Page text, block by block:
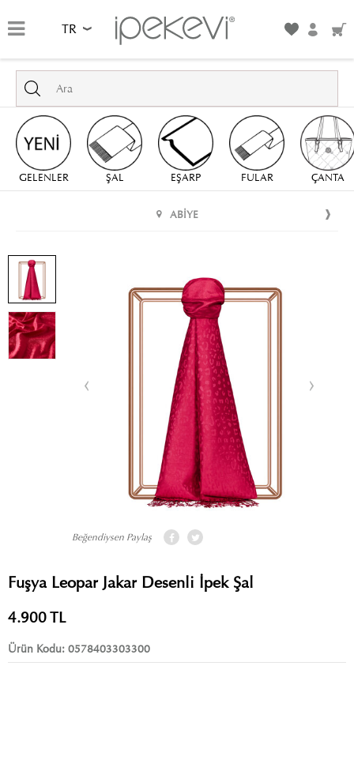
TR
GELENLER ŞAL EŞARP FULAR ÇANTA
ABIYE
Beğendiysen Paylaş
Fuşya Leopar Jakar Desenli İpek Şal
4.900TL
Ürün Kodu: 0578403303300